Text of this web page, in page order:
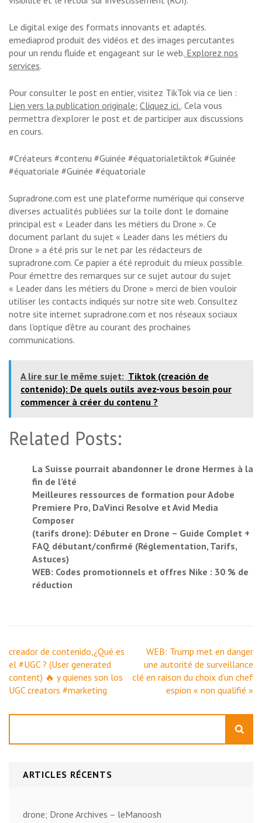
Le digital exige des formats innovants et adaptés.
emediaprod produit des vidéos et des images percutantes
pour un rendu fluide et engageant sur le web. Explorez nos
services.
Pour consulter le post en entier, visitez TikTok via ce lien :
Lien vers la publication originale: Cliquez ici.. Cela vous
permettra d’explorer le post et de participer aux discussions
en cours.
#Créateurs #contenu #Guinée #équatorialetiktok #Guinée
#équatoriale #Guinée #équatoriale
Supradrone.com est une plateforme numérique qui conserve
diverses actualités publiées sur la toile dont le domaine
principal est « Leader dans les métiers du Drone ». Ce
document parlant du sujet « Leader dans les métiers du
Drone » a été pris sur le net par les rédacteurs de
supradrone.com. Ce papier a été reproduit du mieux possible.
Pour émettre des remarques sur ce sujet autour du sujet
« Leader dans les métiers du Drone » merci de bien vouloir
utiliser les contacts indiqués sur notre site web. Consultez
notre site internet supradrone.com et nos réseaux sociaux
dans l’optique d’être au courant des prochaines
communications.
A lire sur le même sujet: Tiktok (creación de
contenido): De quels outils avez-vous besoin pour
commencer à créer du contenu ?
Related Posts:
La Suisse pourrait abandonner le drone Hermes à la
fin de l’été
Meilleures ressources de formation pour Adobe
Premiere Pro, DaVinci Resolve et Avid Media
Composer
(tarifs drone): Débuter en Drone – Guide Complet +
FAQ débutant/confirmé (Réglementation, Tarifs,
Astuces)
WEB: Codes promotionnels et offres Nike : 30 % de
réduction
Navigation
de
l’article
creador de contenido,¿Qué es
el #UGC ? (User generated
content) 🔥 y quienes son los
UGC creators #marketing
WEB: Trump met en danger
une autorité de surveillance
clé en raison du choix d’un chef
espion « non qualifié »
ARTICLES RÉCENTS
drone; Drone Archives – leManoosh